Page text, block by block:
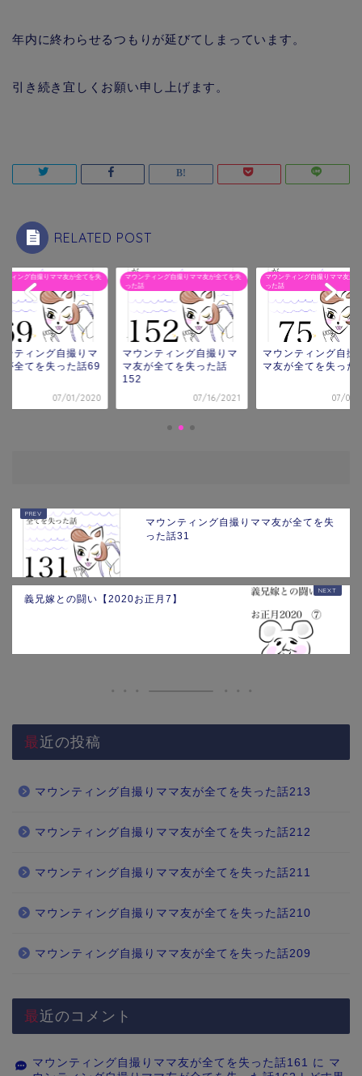
年内に終わらせるつもりが延びてしまっています。
引き続き宜しくお願い申し上げます。
RELATED POST
ティング自撮りママ友が全てを失
ンティング自撮りマ
が全てを失った話69
07/01/2020
マウンティング自撮りママ友が全てを失
った話
マウンティング自撮りマ
マ友が全てを失った話
152
07/16/2021
マウンティング自撮りママ友が
った話
マウンティング自撮
マ友が全てを失った
07/09/
マウンティング自撮りママ友が全てを失
った話31
義兄嫁との闘い【2020お正月7】
最近の投稿
マウンティング自撮りママ友が全てを失った話213
マウンティング自撮りママ友が全てを失った話212
マウンティング自撮りママ友が全てを失った話211
マウンティング自撮りママ友が全てを失った話210
マウンティング自撮りママ友が全てを失った話209
最近のコメント
マウンティング自撮りママ友が全てを失った話161 に マ